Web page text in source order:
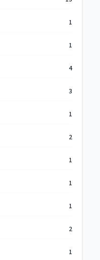
1
1
4
3
1
2
1
1
1
2
1